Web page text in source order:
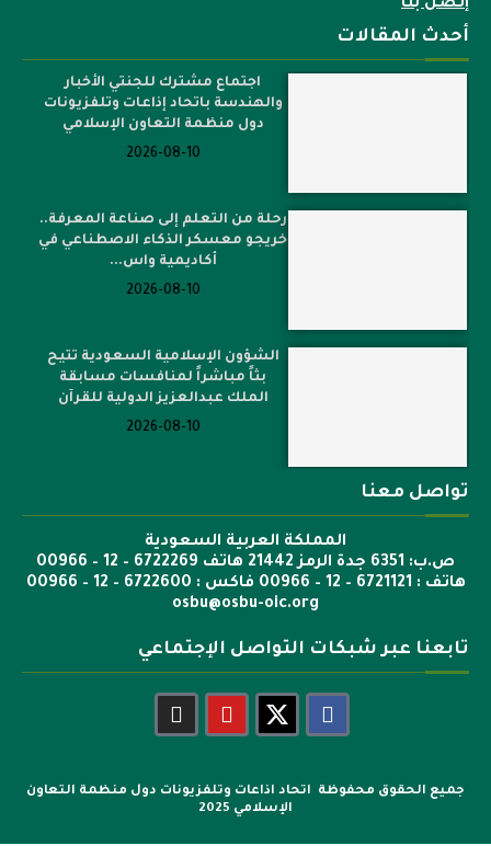
أحدث المقالات
اجتماع مشترك للجنتي الأخبار
والهندسة باتحاد إذاعات وتلفزيونات
دول منظمة التعاون الإسلامي
2026-08-10
خريجو معسكر الذكاء الاصطناعي في
أكاديمية واس...
2026-08-10
الشؤون الإسلامية السعودية تتيح
بثاً مباشراً لمنافسات مسابقة
الملك عبدالعزيز الدولية للقرآن
2026-08-10
تواصل معنا
المملكة العربية السعودية
ص.ب: 6351 جدة الرمز 21442 هاتف 6722269 – 12 – 00966
هاتف : 6721121 – 12 – 00966 فاكس : 6722600 – 12 – 00966
osbu@osbu-oic.org
تابعنا عبر شبكات التواصل الإجتماعي
جميع الحقوق محفوظة اتحاد اذاعات وتلفزيونات دول منظمة التعاون
الإسلامي 2025